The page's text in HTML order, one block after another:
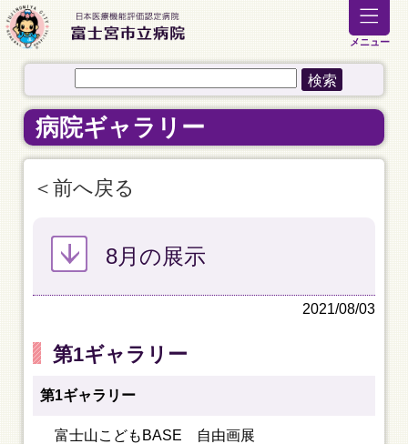
メニュー
病院ギャラリー
前へ戻る
8月の展示
2021/08/03
第1ギャラリー
第1ギャラリー
富士山こどもBASE 自由画展